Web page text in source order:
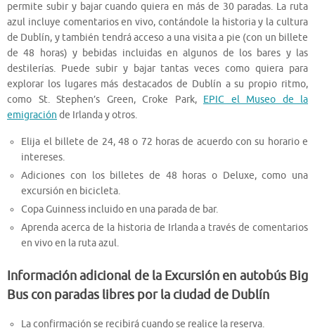
permite subir y bajar cuando quiera en más de 30 paradas. La ruta
azul incluye comentarios en vivo, contándole la historia y la cultura
de Dublín, y también tendrá acceso a una visita a pie (con un billete
de 48 horas) y bebidas incluidas en algunos de los bares y las
destilerías. Puede subir y bajar tantas veces como quiera para
explorar los lugares más destacados de Dublín a su propio ritmo,
como St. Stephen’s Green, Croke Park, EPIC el Museo de la
emigración de Irlanda y otros.
Elija el billete de 24, 48 o 72 horas de acuerdo con su horario e
intereses.
Adiciones con los billetes de 48 horas o Deluxe, como una
excursión en bicicleta.
Copa Guinness incluido en una parada de bar.
Aprenda acerca de la historia de Irlanda a través de comentarios
en vivo en la ruta azul.
Información adicional de la Excursión en autobús Big
Bus con paradas libres por la ciudad de Dublín
La confirmación se recibirá cuando se realice la reserva.